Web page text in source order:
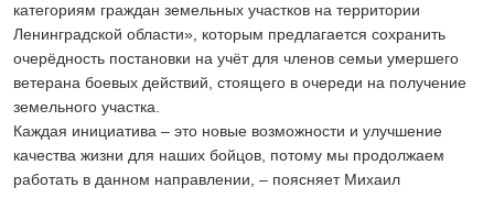
категориям граждан земельных участков на территории
Ленинградской области», которым предлагается сохранить
очерёдность постановки на учёт для членов семьи умершего
ветерана боевых действий, стоящего в очереди на получение
земельного участка.
Каждая инициатива – это новые возможности и улучшение
качества жизни для наших бойцов, потому мы продолжаем
работать в данном направлении, – поясняет Михаил